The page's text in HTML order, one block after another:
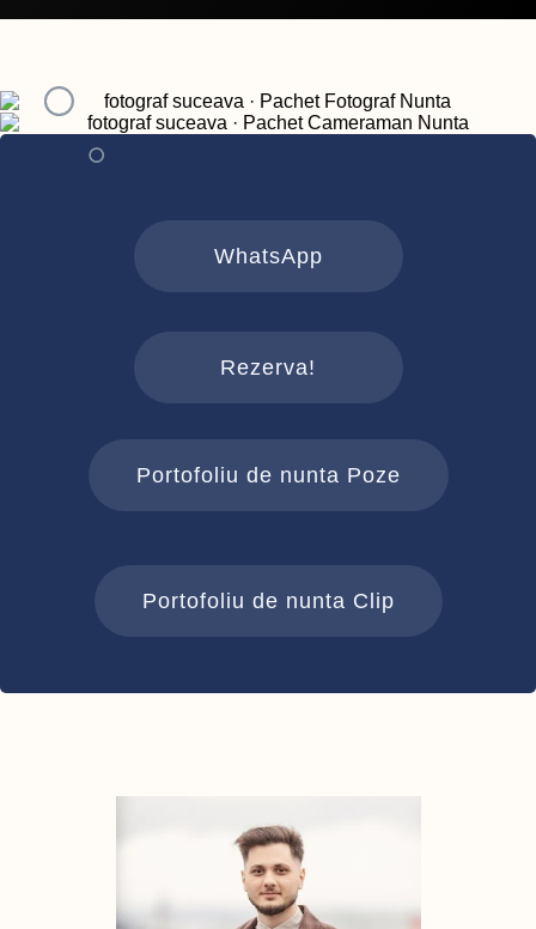
WhatsApp
Rezerva!
Portofoliu de nunta Poze
Portofoliu de nunta Clip